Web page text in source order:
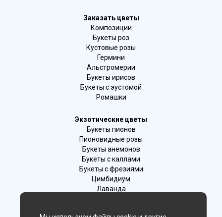
Заказать цветы
Композиции
Букеты роз
Кустовые розы
Гермини
Альстромерии
Букеты ирисов
Букеты с эустомой
Ромашки
Экзотические цветы
Букеты пионов
Пионовидные розы
Букеты анемонов
Букеты с каллами
Букеты с фрезиями
Цимбидиум
Лаванда